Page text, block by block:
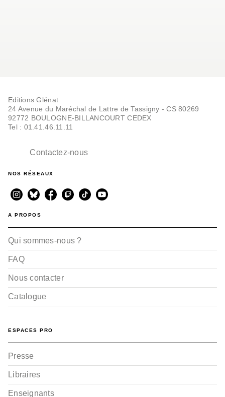
Editions Glénat
24 Avenue du Maréchal de Lattre de Tassigny - CS 80269
92772 BOULOGNE-BILLANCOURT CEDEX
Tel : 01.41.46.11.11
Contactez-nous
NOS RÉSEAUX
A PROPOS
Qui sommes-nous ?
FAQ
Nous contacter
Catalogue
ESPACES PRO
Presse
Libraires
Enseignants